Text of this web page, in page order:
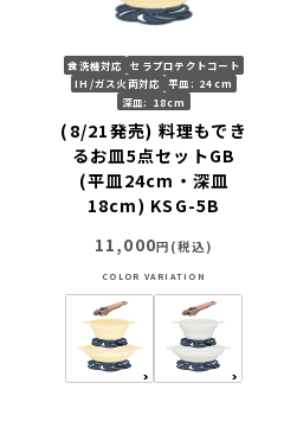
食洗機対応
セラプロテクトコート
IH/ガス火両対応
平皿: 24cm
深皿: 18cm
(8/21発売) 料理もでき
るお皿5点セットGB
(平皿24cm・深皿
18cm) KSG-5B
11,000円(税込)